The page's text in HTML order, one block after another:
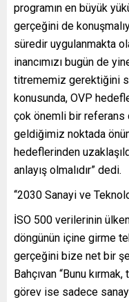
programın en büyük
gerçeğini de
süredir uygulanmakta
inancımızı bugün de
titrememiz gerektiğini
konusunda, OVP
çok önemli bir referans
geldiğimiz noktada
hedeflerinden
anlayış olmalıdır” dedi.
‘‘2030 Sanayi ve
İSO 500 verilerinin
döngünün içine girme
gerçeğini bize net bir
Bahçıvan “Bunu
görev ise sadece